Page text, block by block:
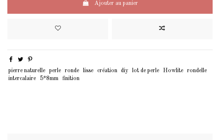
Ajouter au panier
pierre naturelle perle ronde lisse création diy lot de perle Howlite
rondelle
intercalaire
5*8mm finition